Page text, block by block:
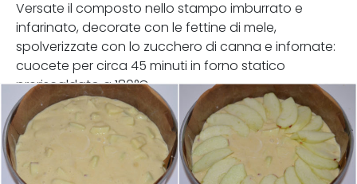
Versate il composto nello stampo imburrato e
infarinato, decorate con le fettine di mele,
spolverizzate con lo zucchero di canna e infornate:
cuocete per circa 45 minuti in forno statico
preriscaldato a 180°C.